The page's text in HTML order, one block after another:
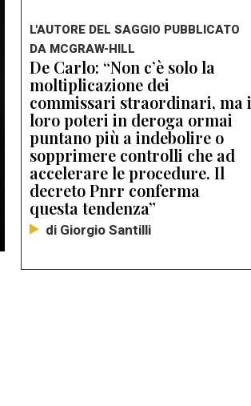
L'AUTORE DEL SAGGIO PUBBLICATO
DA MCGRAW-HILL
De Carlo: “Non c’è solo la
moltiplicazione dei
commissari straordinari, ma i
loro poteri in deroga ormai
puntano più a indebolire o
sopprimere controlli che ad
accelerare le procedure. Il
decreto Pnrr conferma
questa tendenza”
di Giorgio Santilli